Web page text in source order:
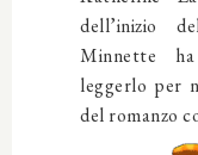
dell’inizio
Minnette
leggerlo per
del romanzo